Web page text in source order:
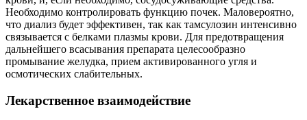
Необходимо контролировать функцию почек. Маловероятно,
что диализ будет эффективен, так как тамсулозин интенсивно
связывается с белками плазмы крови. Для предотвращения
дальнейшего всасывания препарата целесообразно
промывание желудка, прием активированного угля и
осмотических слабительных.
Лекарственное взаимодействие